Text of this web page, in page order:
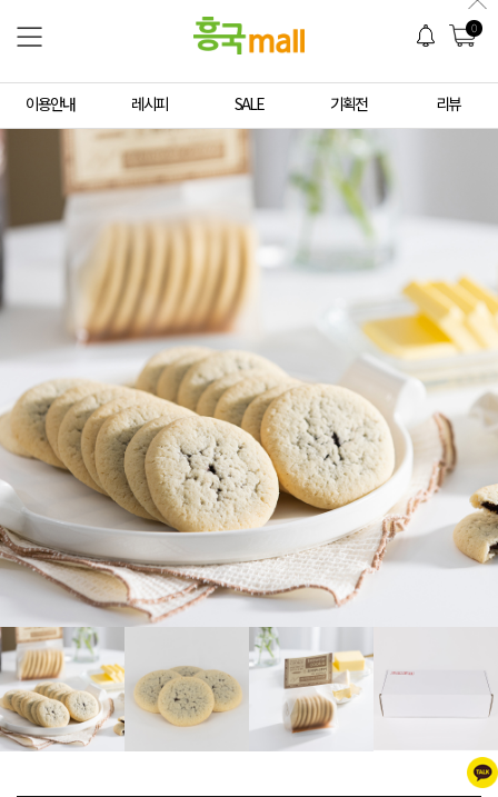
0
이용안내 레시피 SALE 기획전 리뷰